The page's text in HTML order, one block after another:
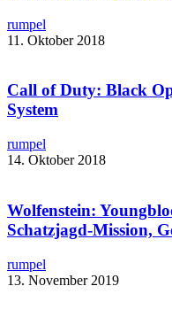
rumpel
11. Oktober 2018
Call of Duty: Black
System
rumpel
14. Oktober 2018
Wolfenstein:
Schatzjagd-Mission,
rumpel
13. November 2019